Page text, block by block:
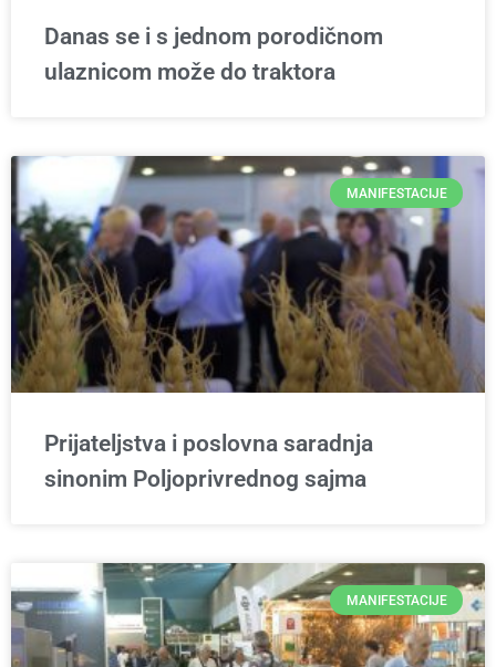
Danas se i s jednom porodičnom
ulaznicom može do traktora
MANIFESTACIJE
Prijateljstva i poslovna saradnja
sinonim Poljoprivrednog sajma
MANIFESTACIJE